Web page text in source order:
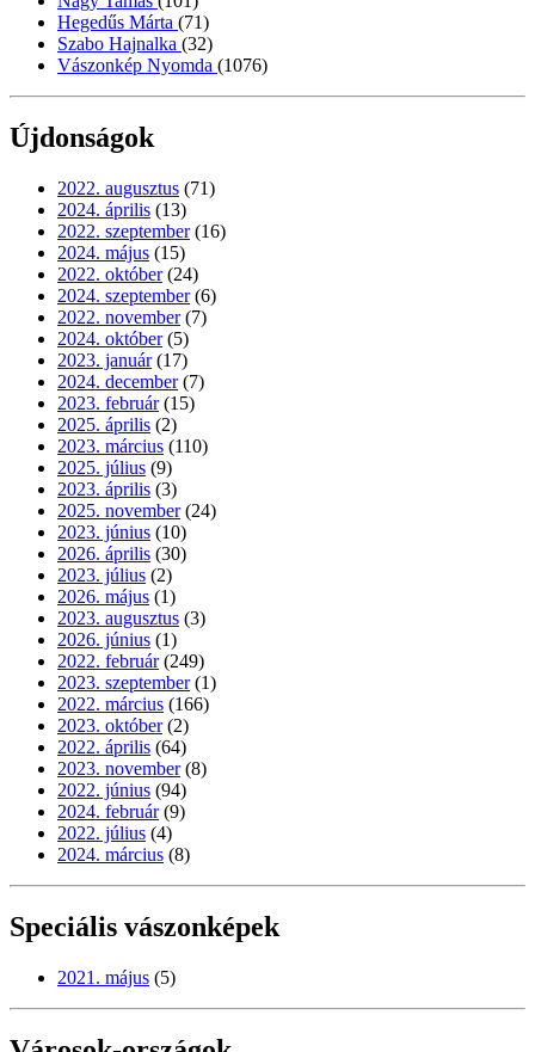
Hegedűs Márta (71)
Szabo Hajnalka (32)
Vászonkép Nyomda (1076)
Újdonságok
2022. augusztus (71)
2024. április (13)
2022. szeptember (16)
2024. május (15)
2022. október (24)
2024. szeptember (6)
2022. november (7)
2024. október (5)
2023. január (17)
2024. december (7)
2023. február (15)
2025. április (2)
2023. március (110)
2025. július (9)
2023. április (3)
2025. november (24)
2023. június (10)
2026. április (30)
2023. július (2)
2026. május (1)
2023. augusztus (3)
2026. június (1)
2022. február (249)
2023. szeptember (1)
2022. március (166)
2023. október (2)
2022. április (64)
2023. november (8)
2022. június (94)
2024. február (9)
2022. július (4)
2024. március (8)
Speciális vászonképek
2021. május (5)